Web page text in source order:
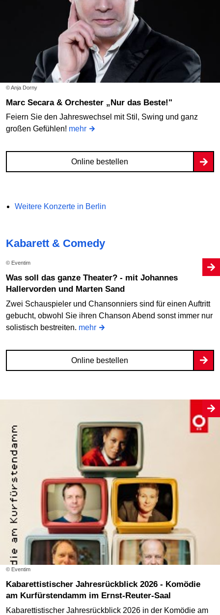
© Anja Dorny
Marc Secara & Orchester „Nur das Beste!"
Feiern Sie den Jahreswechsel mit Stil, Swing und ganz
großen Gefühlen! mehr
Online bestellen
Weitere Konzerte in Berlin
Kabarett & Comedy
© Eventim
Was soll das ganze Theater? - mit Johannes
Hallervorden und Marten Sand
Zwei Schauspieler und Chansonniers sind für einen Auftritt
gebucht, obwohl Sie ihren Chanson Abend sonst immer nur
solistisch bestreiten. mehr
Online bestellen
© Eventim
Kabarettistischer Jahresrückblick 2026 - Komödie
am Kurfürstendamm im Ernst-Reuter-Saal
Kabarettistischer Jahresrückblick 2026 in der Komödie am